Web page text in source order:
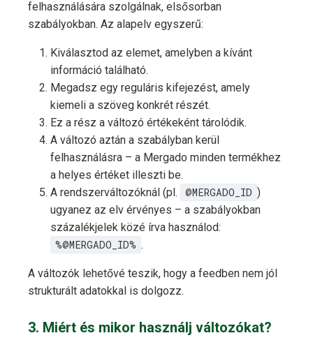
felhasználására szolgálnak, elsősorban
szabályokban. Az alapelv egyszerű:
Kiválasztod az elemet, amelyben a kívánt
információ található.
Megadsz egy reguláris kifejezést, amely
kiemeli a szöveg konkrét részét.
Ez a rész a változó értékeként tárolódik.
A változó aztán a szabályban kerül
felhasználásra – a Mergado minden termékhez
a helyes értéket illeszti be.
A rendszerváltozóknál (pl.
@MERGADO_ID )
ugyanez az elv érvényes – a szabályokban
százalékjelek közé írva használod:
%@MERGADO_ID% .
A változók lehetővé teszik, hogy a feedben nem jól
strukturált adatokkal is dolgozz.
3. Miért és mikor használj változókat?